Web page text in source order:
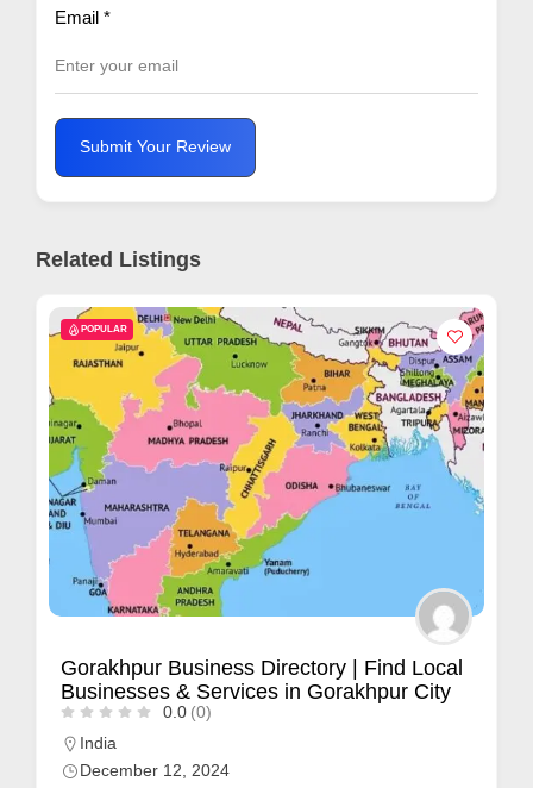
Email *
Submit Your Review
Related Listings
POPULAR
Gorakhpur Business Directory | Find Local
Businesses & Services in Gorakhpur City
0.0 (0)
India
December 12, 2024